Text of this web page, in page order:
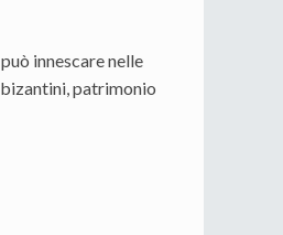
innescare nelle
bizantini, patrimonio